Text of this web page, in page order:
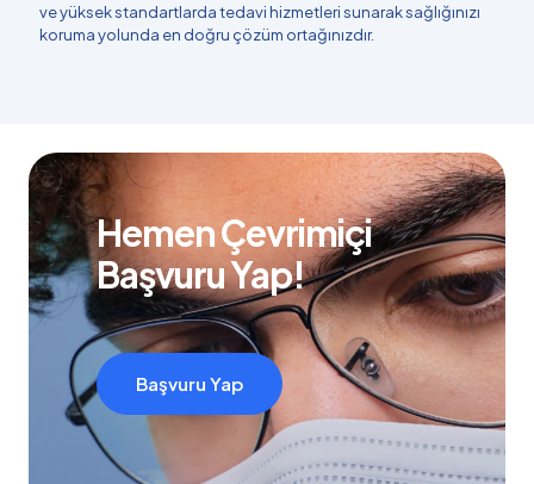
ve yüksek standartlarda tedavi hizmetleri sunarak sağlığınızı
koruma yolunda en doğru çözüm ortağınızdır.
Hemen Çevrimiçi
Başvuru Yap!
Başvuru Yap